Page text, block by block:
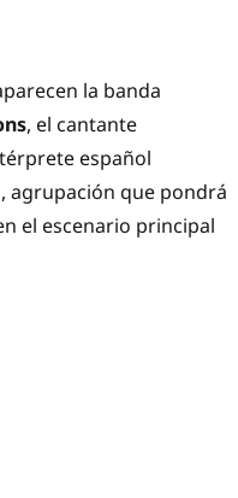
la banda
, el cantante
español
, agrupación que pondrá
el escenario principal